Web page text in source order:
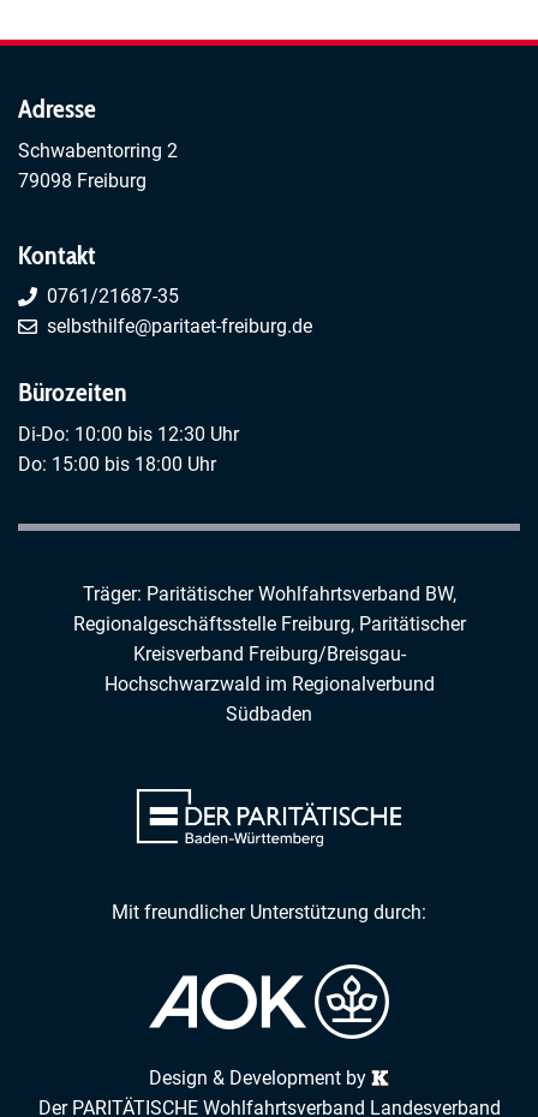
Adresse
Schwabentorring 2
79098 Freiburg
Kontakt
0761/21687-35
selbsthilfe@paritaet-freiburg.de
Bürozeiten
Di-Do: 10:00 bis 12:30 Uhr
Do: 15:00 bis 18:00 Uhr
Träger: Paritätischer Wohlfahrtsverband BW,
Regionalgeschäftsstelle Freiburg, Paritätischer
Kreisverband Freiburg/Breisgau-
Hochschwarzwald im Regionalverbund
Südbaden
Mit freundlicher Unterstützung durch:
Design & Development by
Der PARITÄTISCHE Wohlfahrtsverband Landesverband